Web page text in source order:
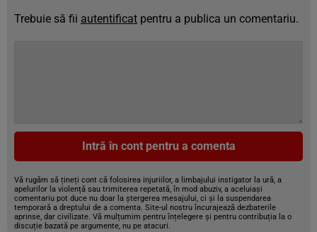
Trebuie să fii autentificat pentru a publica un comentariu.
Intră în cont pentru a comenta
Vă rugăm să țineți cont că folosirea injuriilor, a limbajului instigator la ură, a
apelurilor la violență sau trimiterea repetată, în mod abuziv, a aceluiași
comentariu pot duce nu doar la ștergerea mesajului, ci și la suspendarea
temporară a dreptului de a comenta. Site-ul nostru încurajează dezbaterile
aprinse, dar civilizate. Vă mulțumim pentru înțelegere și pentru contribuția la o
discuție bazată pe argumente, nu pe atacuri.